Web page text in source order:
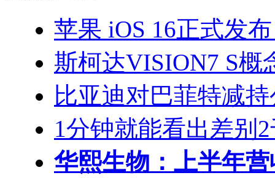
苹果 iOS 16正式发
斯柯达VISION7 S概
比亚迪对巴菲特减
1分钟就能看出差别2
华熙生物：上半年营